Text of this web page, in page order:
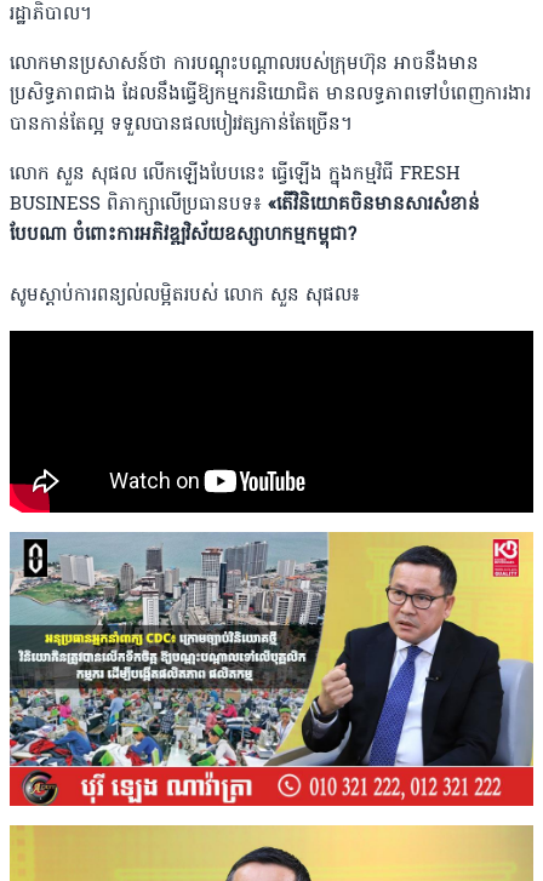
រដ្ឋាភិបាល។
លោកមានប្រសាសន៍ថា ការបណ្តុះបណ្តាលរបស់ក្រុមហ៊ុន អាចនឹងមាន
ប្រសិទ្ធភាពជាង ដែលនឹងធ្វើឱ្យកម្មករនិយោជិត មានលទ្ធភាពទៅបំពេញការងារ
បានកាន់តែល្អ ទទួលបានផលបៀរវត្សកាន់តែច្រើន។
លោក សួន សុផល លើកឡើងបែបនេះ ធ្វើឡើង ក្នុងកម្មវិធី FRESH
BUSINESS​ ពិភាក្សាលើប្រធានបទ៖ «តើវិនិយោគចិនមានសារសំខាន់
បែបណា ចំពោះការ​អភិវឌ្ឍ​វិស័យឧស្សាហកម្ម​​កម្ពុជា?​
សូមស្តាប់ការពន្យល់លម្អិតរបស់ លោក សួន សុផល៖